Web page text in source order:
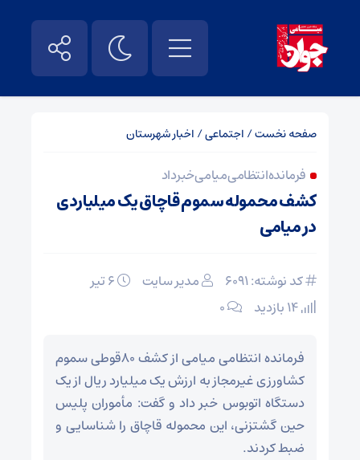
صفحه نخست/ اجتماعی/ اخبار شهرستان
فرمانده انتظامی میامی خبر داد
کشف محموله سموم قاچاق یک میلیاردی
در میامی
کد نوشته: 6091 مدیر سایت
۰
فرمانده انتظامی میامی از کشف ۸۰قوطی سموم
کشاورزی غیرمجاز به ارزش یک میلیارد ریال از یک
دستگاه اتوبوس خبر داد و گفت: مأموران پلیس
حین گشتزنی، این محموله قاچاق را شناسایی و
ضبط کردند.